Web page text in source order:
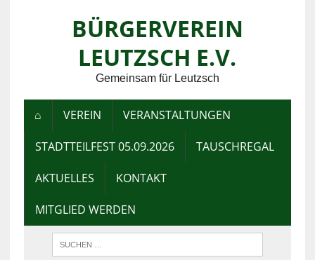
BÜRGERVEREIN
LEUTZSCH E.V.
Gemeinsam für Leutzsch
⌂ VEREIN VERANSTALTUNGEN
STADTTEILFEST 05.09.2026 TAUSCHREGAL
AKTUELLES KONTAKT
MITGLIED WERDEN